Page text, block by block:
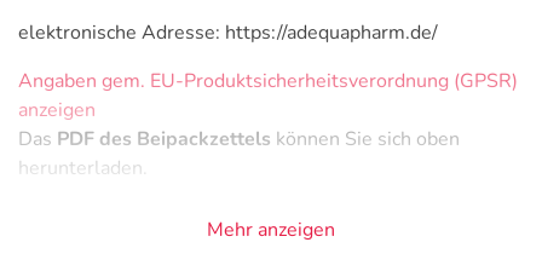
elektronische Adresse: https://adequapharm.de/
Angaben gem. EU-Produktsicherheitsverordnung (GPSR)
anzeigen
Das PDF des Beipackzettels können Sie sich oben
herunterladen.
Mehr anzeigen